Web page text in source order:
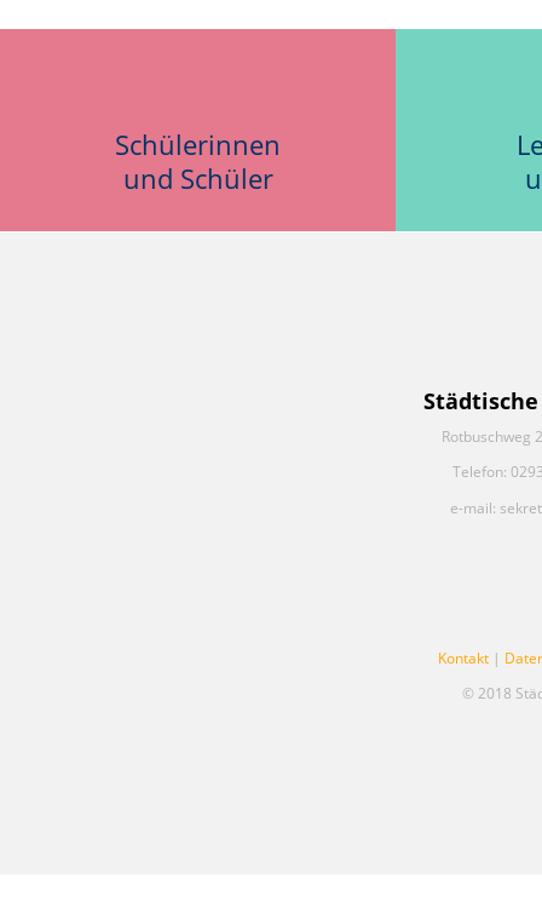
Schülerinnen
und Schüler
Rotbuschweg
Telefon:
e-mail:
Kontakt |
© 2018